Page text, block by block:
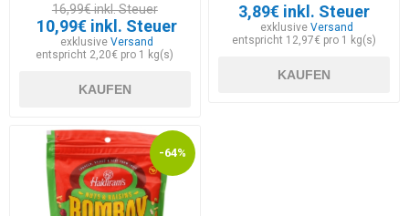
16,99€ inkl. Steuer
10,99€ inkl. Steuer
exklusiveVersand
entspricht 2,20€ pro 1 kg(s)
KAUFEN
3,89€ inkl. Steuer
exklusive Versand
entspricht 12,97€ pro 1 kg(s)
KAUFEN
-64%